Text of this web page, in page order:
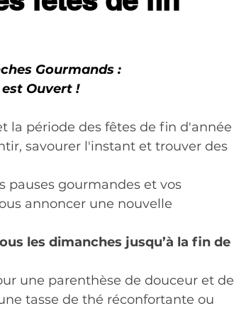
Gourmands :
Ouvert !
période des fêtes de fin d'année
savourer l'instant et trouver des
gourmandes et vos
annoncer une nouvelle
les dimanches jusqu’à la fin de
une parenthèse de douceur et de
tasse de thé réconfortante ou